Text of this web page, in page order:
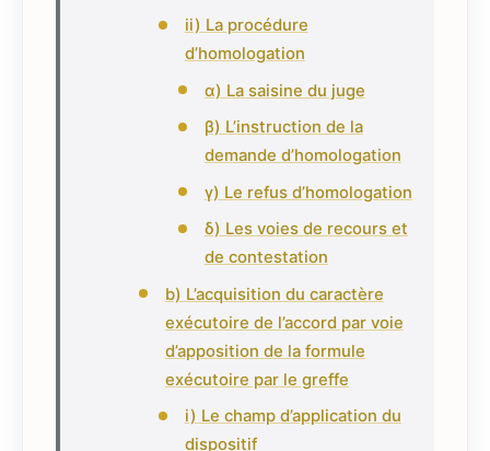
ii) La procédure
d’homologation
α) La saisine du juge
β) L’instruction de la
demande d’homologation
γ) Le refus d’homologation
δ) Les voies de recours et
de contestation
b) L’acquisition du caractère
exécutoire de l’accord par voie
d’apposition de la formule
exécutoire par le greffe
i) Le champ d’application du
dispositif